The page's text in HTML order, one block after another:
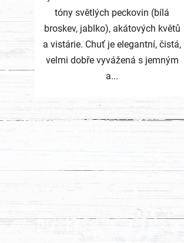
tóny světlých peckovin (bílá
broskev, jablko), akátových květů
a vistárie. Chuť je elegantní, čistá,
velmi dobře vyvážená s jemným
a...